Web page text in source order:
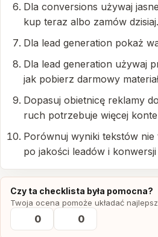
Dla conversions używaj
kup teraz albo zamów dzisiaj.
Dla lead generation pokaż
Dla lead generation używaj
jak pobierz darmowy
Dopasuj obietnicę reklamy
ruch potrzebuje więcej
Porównuj wyniki tekstów
po jakości leadów i
Czy ta checklista była pomocna?
Twoja ocena pomoże układać
0 0